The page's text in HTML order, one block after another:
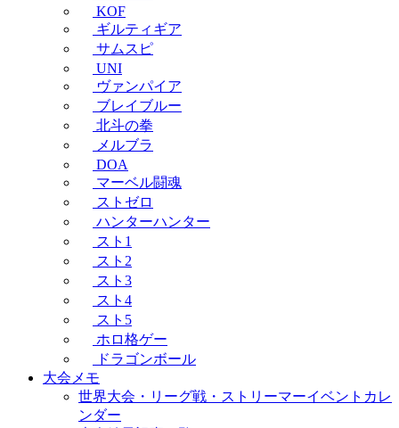
KOF
ギルティギア
サムスピ
UNI
ヴァンパイア
ブレイブルー
北斗の拳
メルブラ
DOA
マーベル闘魂
ストゼロ
ハンターハンター
スト1
スト2
スト3
スト4
スト5
ホロ格ゲー
ドラゴンボール
大会メモ
世界大会・リーグ戦・ストリーマーイベントカレ
ンダー